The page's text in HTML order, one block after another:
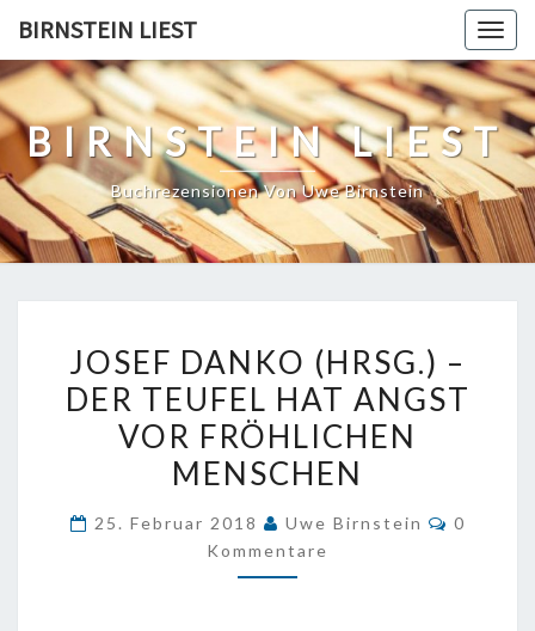
content
BIRNSTEIN LIEST
BIRNSTEIN LIEST
Buchrezensionen Von Uwe Birnstein
DANKO
(HRSG.)
–
DER
HAT
ANGST
JOSEF DANKO (HRSG.) –
DER TEUFEL HAT ANGST
VOR FRÖHLICHEN
MENSCHEN
25. Februar 2018 Uwe Birnstein
0
Kommentare